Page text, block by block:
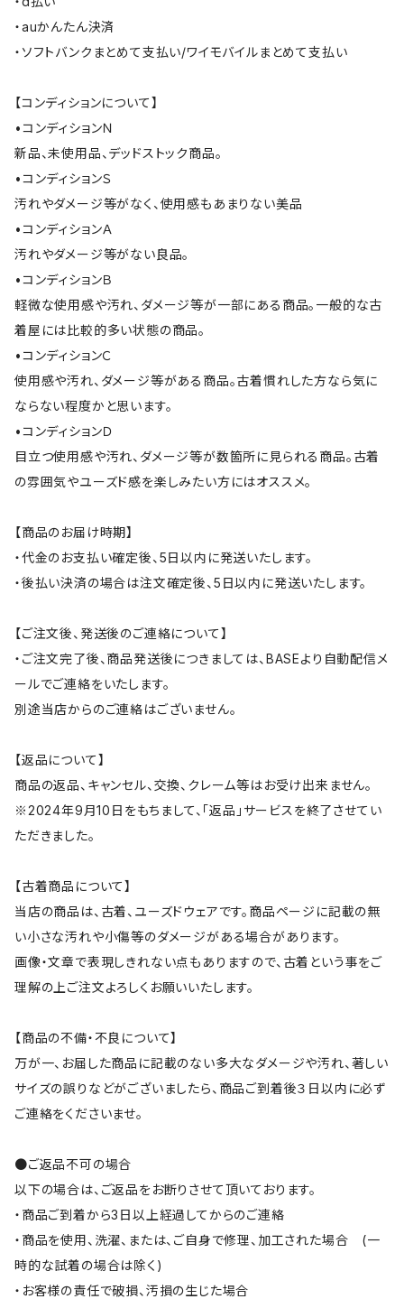
・auかんたん決済
・ソフトバンクまとめて支払い/ワイモバイルまとめて支払い
【コンディションについて】
•コンディションＮ
新品、未使用品、デッドストック商品。
•コンディションＳ
汚れやダメージ等がなく、使用感もあまりない美品
•コンディションＡ
汚れやダメージ等がない良品。
•コンディションＢ
軽微な使用感や汚れ、ダメージ等が一部にある商品。一般的な古
着屋には比較的多い状態の商品。
•コンディションＣ
使用感や汚れ、ダメージ等がある商品。古着慣れした方なら気に
ならない程度かと思います。
•コンディションＤ
目立つ使用感や汚れ、ダメージ等が数箇所に見られる商品。古着
の雰囲気やユーズド感を楽しみたい方にはオススメ。
【商品のお届け時期】
・代金のお支払い確定後、5日以内に発送いたします。
・後払い決済の場合は注文確定後、5日以内に発送いたします。
【ご注文後、発送後のご連絡について】
・ご注文完了後、商品発送後につきましては、BASEより自動配信メ
ールでご連絡をいたします。
別途当店からのご連絡はございません。
【返品について】
商品の返品、キャンセル、交換、クレーム等はお受け出来ません。
※2024年9月10日をもちまして、「返品」サービスを終了させてい
ただきました。
【古着商品について】
当店の商品は、古着、ユーズドウェアです。商品ページに記載の無
い小さな汚れや小傷等のダメージがある場合があります。
画像・文章で表現しきれない点もありますので、古着という事をご
理解の上ご注文よろしくお願いいたします。
【商品の不備・不良について】
万が一、お届した商品に記載のない多大なダメージや汚れ、著しい
サイズの誤りなどがございましたら、商品ご到着後３日以内に必ず
ご連絡をくださいませ。
●ご返品不可の場合
以下の場合は、ご返品をお断りさせて頂いております。
・商品ご到着から3日以上経過してからのご連絡
・商品を使用、洗濯、または、ご自身で修理、加工された場合 (一
時的な試着の場合は除く)
・お客様の責任で破損、汚損の生じた場合